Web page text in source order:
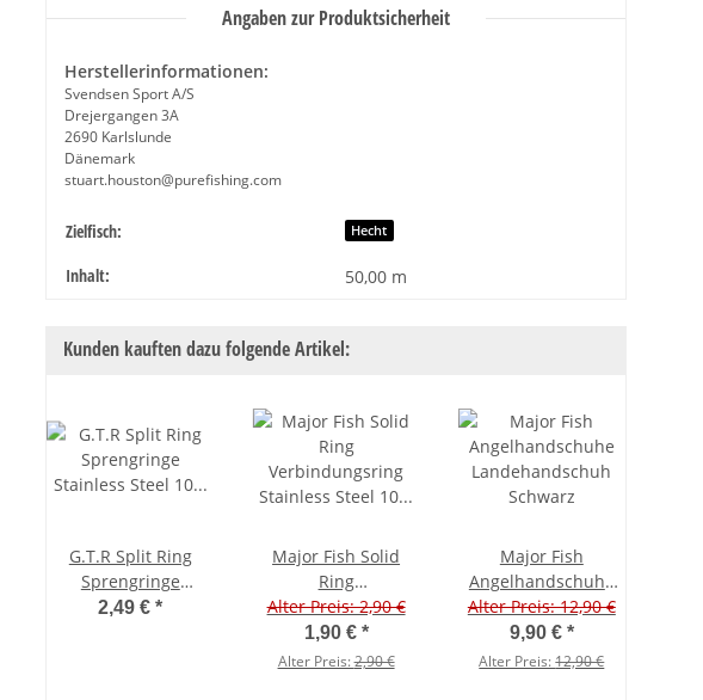
Angaben zur Produktsicherheit
Herstellerinformationen:
Svendsen Sport A/S
Drejergangen 3A
2690 Karlslunde
Dänemark
stuart.houston@purefishing.com
Produkteigenschaft
Wert
Zielfisch: Hecht
Inhalt: 50,00 m
Kunden kauften dazu folgende Artikel:
G.T.R Split Ring
Sprengringe
Stainless Steel 10
2,49 €*
Major Fish Solid
Ring
Verbindungsring
Stainless Steel 10
Stück #3 - 48 kg
Alter Preis: 2,90 €
1,90 € *
Alter Preis:2,90 €
Major Fish
Angelhandschuhe
Landehandschuh
Schwarz
Alter Preis: 12,90 €
9,90 € *
Alter Preis:12,90 €